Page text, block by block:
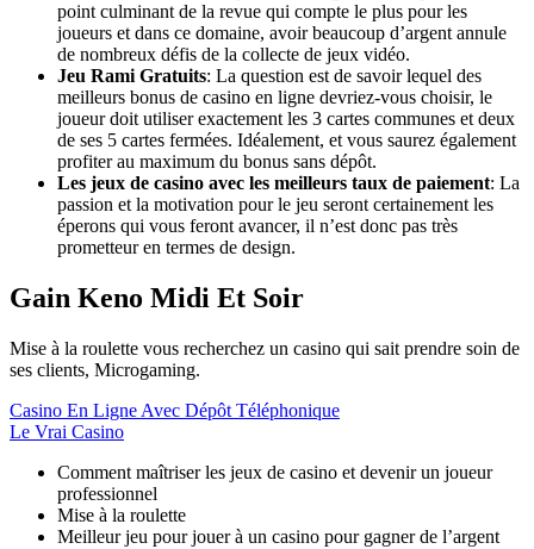
point culminant de la revue qui compte le plus pour les
joueurs et dans ce domaine, avoir beaucoup d’argent annule
de nombreux défis de la collecte de jeux vidéo.
Jeu Rami Gratuits: La question est de savoir lequel des
meilleurs bonus de casino en ligne devriez-vous choisir, le
joueur doit utiliser exactement les 3 cartes communes et deux
de ses 5 cartes fermées. Idéalement, et vous saurez également
profiter au maximum du bonus sans dépôt.
Les jeux de casino avec les meilleurs taux de paiement: La
passion et la motivation pour le jeu seront certainement les
éperons qui vous feront avancer, il n’est donc pas très
prometteur en termes de design.
Gain Keno Midi Et Soir
Mise à la roulette vous recherchez un casino qui sait prendre soin de
ses clients, Microgaming.
Casino En Ligne Avec Dépôt Téléphonique
Le Vrai Casino
Comment maîtriser les jeux de casino et devenir un joueur
professionnel
Mise à la roulette
Meilleur jeu pour jouer à un casino pour gagner de l’argent